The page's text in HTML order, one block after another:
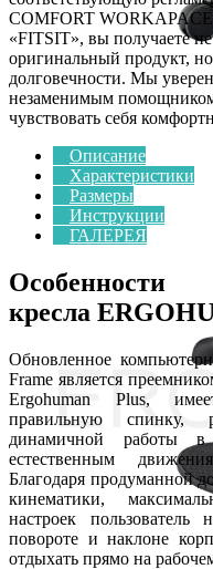
COMFORT WORKAPACE
«FITSIT», вы получаете
оригинальный продукт,
долговечности. Мы
незаменимым
чувствовать себя
Описание
Характеристики
Размеры
Инструкции
ГАЛЕРЕЯ
кресла
Обновленное
Frame является
Ergohuman Plus,
правильную спинку,
динамичной работы
естественным
Благодаря продуманной
кинематики,
настроек
повороте и наклоне
отдыхать прямо на